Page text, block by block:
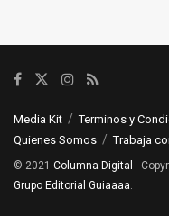
Media Kit Terminos y
Quienes Somos
Trabaja
© 2021 Columna Digital -
Grupo Editorial Guiaaaa.